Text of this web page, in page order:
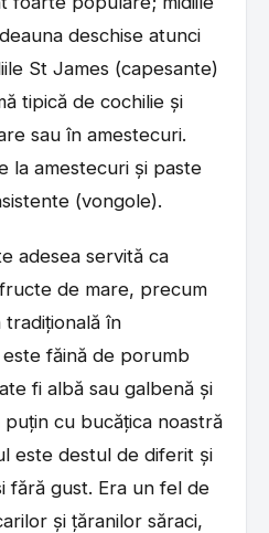
deschise atunci
St James (capesante)
tipică de cochilie și
sau în amestecuri.
la amestecuri și paste
(vongole).
adesea servită ca
de mare, precum
în
făină de porumb
fi albă sau galbenă și
puțin cu bucățica noastră
este destul de diferit și
fără gust. Era un fel de
și țăranilor săraci,